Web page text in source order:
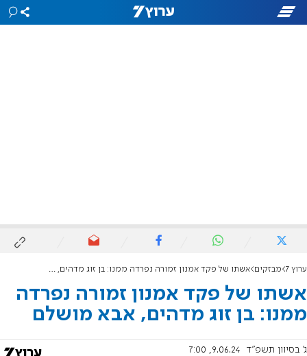
ערוץ 7 מבזקים אשתו של פקד אמנון זמורה נפרדה ממנו: בן זוג מדהים, אבא מושלם
אשתו של פקד אמנון זמורה נפרדה
ממנו: בן זוג מדהים, אבא מושלם
ג' בסיוון תשפ"ד 9.06.24, 7:00